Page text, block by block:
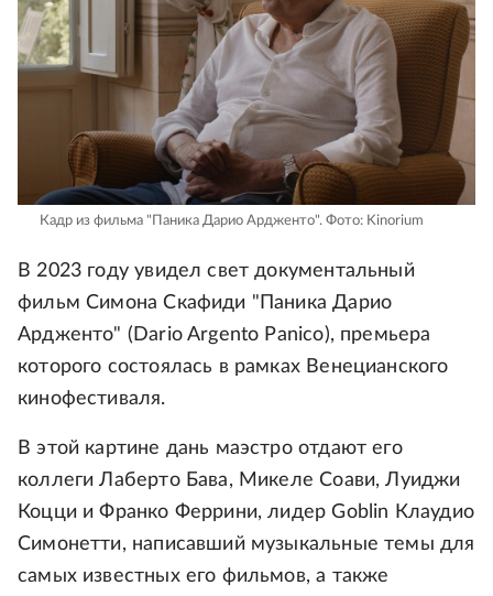
Кадр из фильма "Паника Дарио Ардженто". Фото: Kinorium
В 2023 году увидел свет документальный
фильм Симона Скафиди "Паника Дарио
Ардженто" (Dario Argento Panico), премьера
которого состоялась в рамках Венецианского
кинофестиваля.
В этой картине дань маэстро отдают его
коллеги Лаберто Бава, Микеле Соави, Луиджи
Коцци и Франко Феррини, лидер Goblin Клаудио
Симонетти, написавший музыкальные темы для
самых известных его фильмов, а также